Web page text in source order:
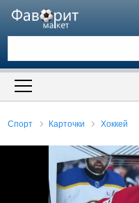
Искать также в описании
Спорт Карточки Хоккей